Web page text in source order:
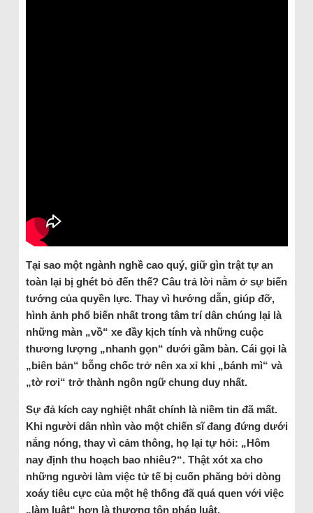
Tại sao một ngành nghề cao quý, giữ gìn trật tự an
toàn lại bị ghét bỏ đến thế? Câu trả lời nằm ở sự biến
tướng của quyền lực. Thay vì hướng dẫn, giúp đỡ,
hình ảnh phổ biến nhất trong tâm trí dân chúng lại là
những màn „vồ“ xe đầy kịch tính và những cuộc
thương lượng „nhanh gọn“ dưới gầm bàn. Cái gọi là
„biên bản“ bỗng chốc trở nên xa xỉ khi „bánh mì“ và
„tờ rơi“ trở thành ngôn ngữ chung duy nhất.
Sự đả kích cay nghiệt nhất chính là niềm tin đã mất.
Khi người dân nhìn vào một chiến sĩ đang đứng dưới
nắng nóng, thay vì cảm thông, họ lại tự hỏi: „Hôm
nay định thu hoạch bao nhiêu?“. Thật xót xa cho
những người làm việc tử tế bị cuốn phăng bởi dòng
xoáy tiêu cực của một hệ thống đã quá quen với việc
„làm luật“ hơn là thượng tôn pháp luật.